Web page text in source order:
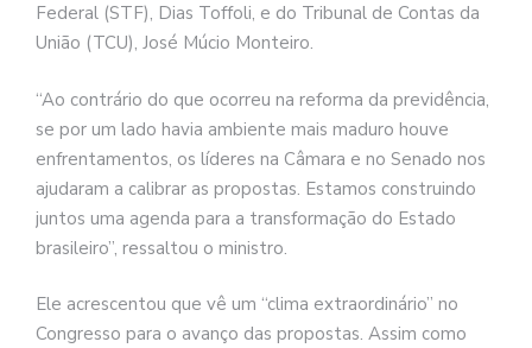
Federal (STF), Dias Toffoli, e do Tribunal de Contas da
União (TCU), José Múcio Monteiro.
“Ao contrário do que ocorreu na reforma da previdência,
se por um lado havia ambiente mais maduro houve
enfrentamentos, os líderes na Câmara e no Senado nos
ajudaram a calibrar as propostas. Estamos construindo
juntos uma agenda para a transformação do Estado
brasileiro”, ressaltou o ministro.
Ele acrescentou que vê um “clima extraordinário” no
Congresso para o avanço das propostas. Assim como